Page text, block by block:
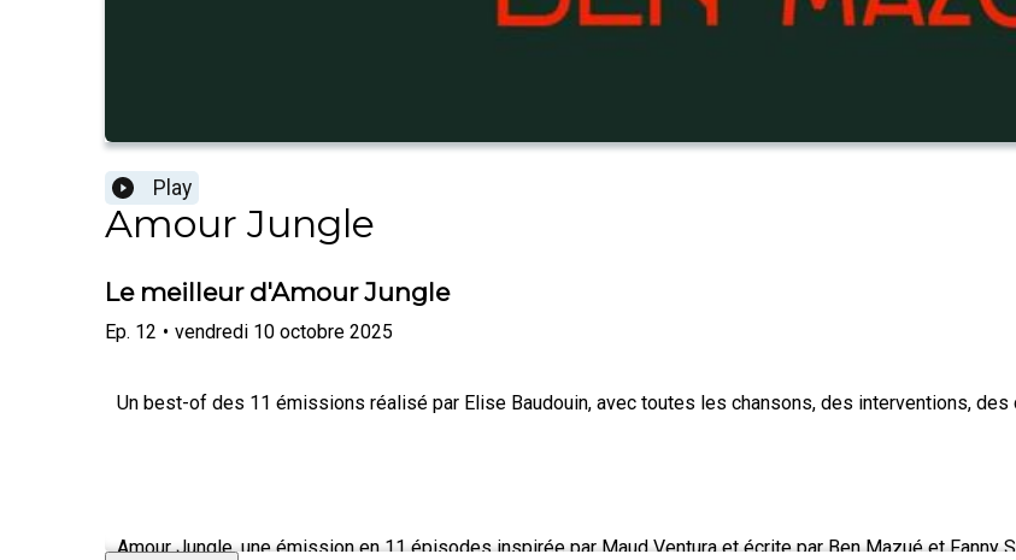
Play
Amour Jungle
Le meilleur d'Amour Jungle
Ep. 12 • vendredi 10 octobre 2025
Un best-of des 11 émissions réalisé par Elise Baudouin, avec toutes les chansons, des interventions, des
Amour Jungle, une émission en 11 épisodes inspirée par Maud Ventura et écrite par Ben Mazué et Fanny